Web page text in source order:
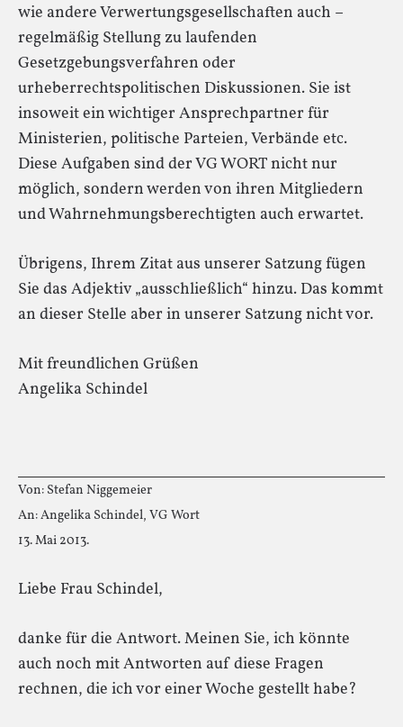
wie andere Verwertungsgesellschaften auch –
regelmäßig Stellung zu laufenden
Gesetzgebungsverfahren oder
urheberrechtspolitischen Diskussionen. Sie ist
insoweit ein wichtiger Ansprechpartner für
Ministerien, politische Parteien, Verbände etc.
Diese Aufgaben sind der VG WORT nicht nur
möglich, sondern werden von ihren Mitgliedern
und Wahrnehmungsberechtigten auch erwartet.
Übrigens, Ihrem Zitat aus unserer Satzung fügen
Sie das Adjektiv „ausschließlich“ hinzu. Das kommt
an dieser Stelle aber in unserer Satzung nicht vor.
Mit freundlichen Grüßen
Angelika Schindel
Von: Stefan Niggemeier
An: Angelika Schindel, VG Wort
13. Mai 2013.
Liebe Frau Schindel,
danke für die Antwort. Meinen Sie, ich könnte
auch noch mit Antworten auf diese Fragen
rechnen, die ich vor einer Woche gestellt habe?